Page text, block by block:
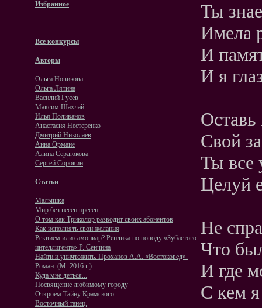
Избранное
Все конкурсы
Авторы
Ольга Новикова
Ольга Лятина
Василий Гусев
Максим Шахлай
Илья Поливанов
Анастасия Нестеренко
Дмитрий Николаев
Анна Ормане
Алина Сердюкова
Сергей Сорокин
Статьи
Малышка
Мир без песен пресен
О том как Триколор разводит своих абонентов
Как исполнять свои желания
Реквием или самопиар? Реплика по поводу «Зубастого
интеллигента» Р. Сенчина
Найти и уничтожить. Проханов А.А. «Востоковед».
Роман. (М. 2016 г.)
Куда мне деться...
Посвящение любимому городу
Откроем Тайну Крамского.
Восточный танец.
Ты
Имела
И
И я
Свой
Ты все
Целуй
Не
Что
И где
С кем